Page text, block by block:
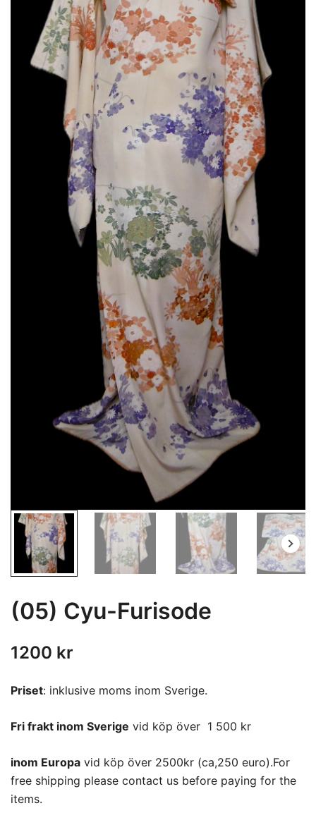
(05) Cyu-Furisode
1200 kr
Priset: inklusive moms inom Sverige.
Fri frakt inom Sverige vid köp över 1 500 kr
inom Europa vid köp över 2500kr (ca,250 euro).For
free shipping please contact us before paying for the
items.